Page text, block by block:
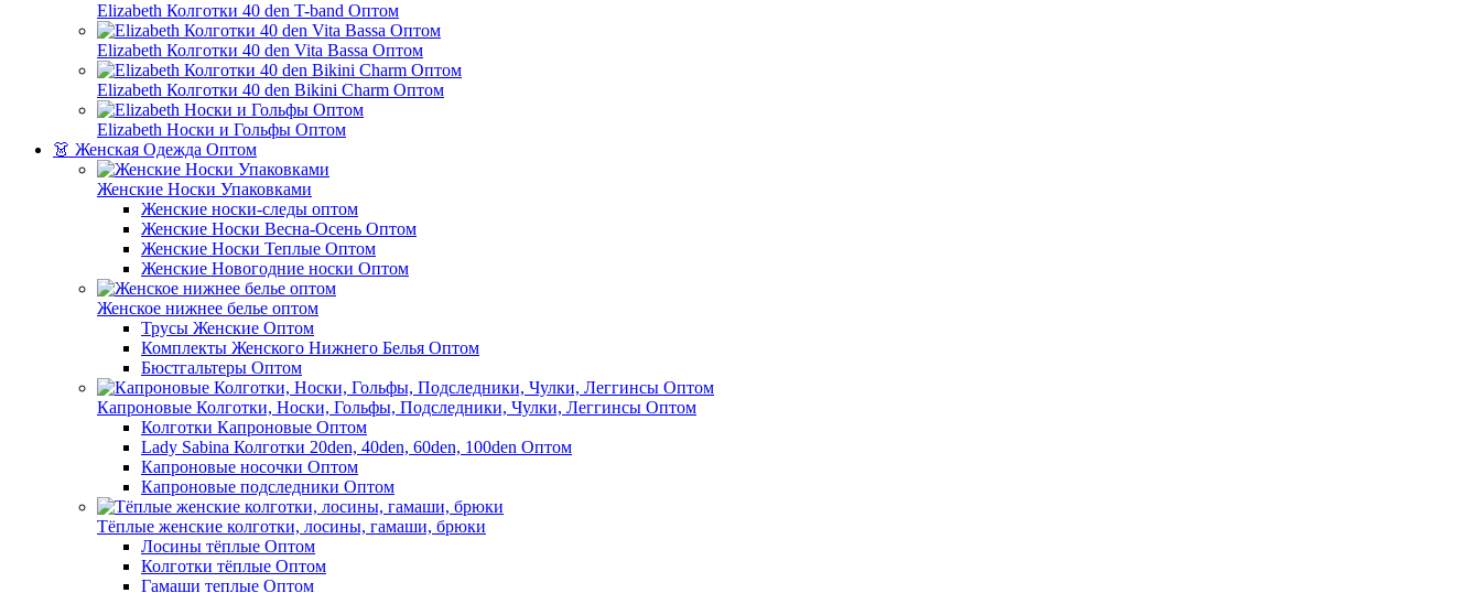
Elizabeth Колготки 40 den T-band Оптом
Elizabeth Колготки 40 den Vita Bassa Оптом
Elizabeth Колготки 40 den Bikini Charm Оптом
Elizabeth Носки и Гольфы Оптом
👗 Женская Одежда Оптом
Женские Носки Упаковками
Женские носки-следы оптом
Женские Носки Весна-Осень Оптом
Женские Носки Теплые Оптом
Женские Новогодние носки Оптом
Женское нижнее белье оптом
Трусы Женские Оптом
Комплекты Женского Нижнего Белья Оптом
Бюстгальтеры Оптом
Капроновые Колготки, Носки, Гольфы, Подследники, Чулки, Леггинсы Оптом
Колготки Капроновые Оптом
Lady Sabina Колготки 20den, 40den, 60den, 100den Оптом
Капроновые носочки Оптом
Капроновые подследники Оптом
Тёплые женские колготки, лосины, гамаши, брюки
Лосины тёплые Оптом
Колготки тёплые Оптом
Гамаши теплые Оптом